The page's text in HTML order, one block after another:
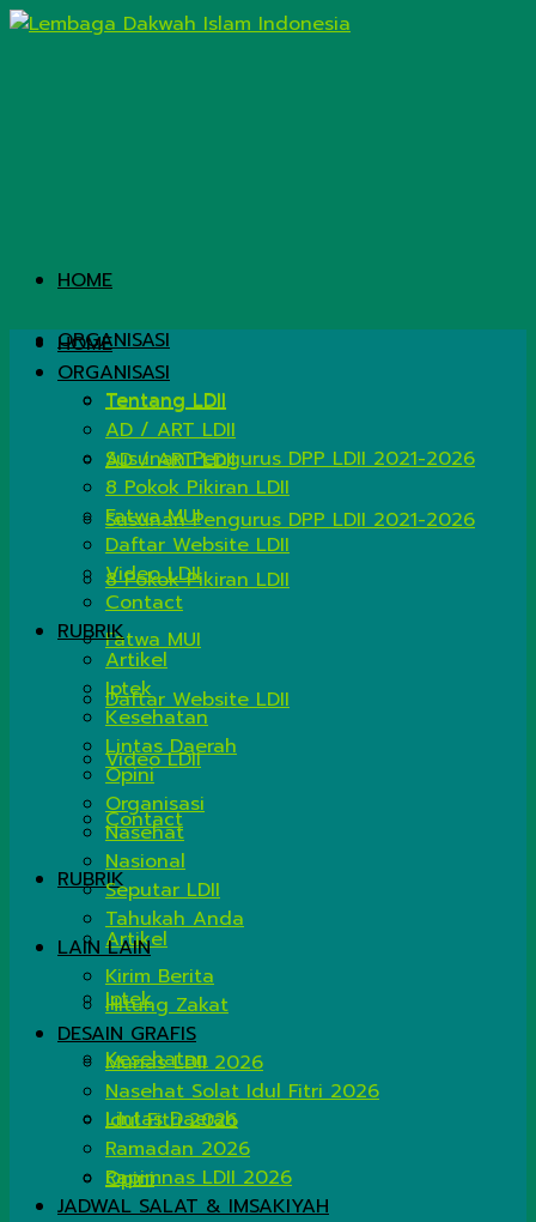
HOME
ORGANISASI
Tentang LDII
AD / ART LDII
Susunan Pengurus DPP LDII 2021-2026
8 Pokok Pikiran LDII
Fatwa MUI
Daftar Website LDII
Video LDII
Contact
RUBRIK
Artikel
Iptek
Kesehatan
Lintas Daerah
Opini
HOME
ORGANISASI
Tentang LDII
AD / ART LDII
Susunan Pengurus DPP LDII 2021-2026
8 Pokok Pikiran LDII
Fatwa MUI
Daftar Website LDII
Video LDII
Contact
RUBRIK
Artikel
Iptek
Kesehatan
Lintas Daerah
Opini
Organisasi
Nasehat
Nasional
Seputar LDII
Tahukah Anda
LAIN LAIN
Kirim Berita
Hitung Zakat
DESAIN GRAFIS
Munas LDII 2026
Nasehat Solat Idul Fitri 2026
Idul Fitri 2026
Ramadan 2026
Rapimnas LDII 2026
JADWAL SALAT & IMSAKIYAH